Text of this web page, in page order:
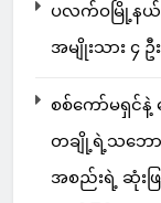
ပလက်ဝမြို့နယ်
အမျိုးသား ၄
စစ်ကော်မရှင်နဲ့
တချို့ရဲ့သဘော
အစည်းရဲ့ ဆုံးဖြ